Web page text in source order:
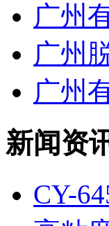
广州
广州
广州
新闻资
CY-